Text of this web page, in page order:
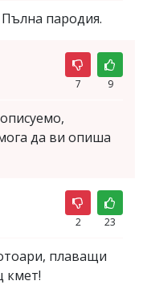
пародия.
7 9
да ви опиша
2 23
плаващи
кмет!